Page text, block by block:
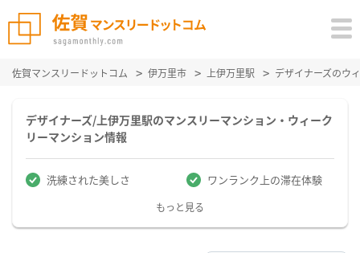
佐賀マンスリードットコム 伊万里市 上伊万里駅 デザイナーズのウ
デザイナーズ/上伊万里駅のマンスリーマンション・ウィーク
リーマンション情報
洗練された美しさ ワンランク上の滞在体験
もっと見る